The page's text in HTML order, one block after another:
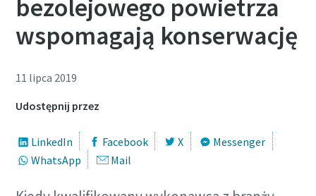
bezolejowego powietrza
wspomagają konserwację
11 lipca 2019
Udostępnij przez
LinkedIn Facebook X
Messenger
WhatsApp
Mail